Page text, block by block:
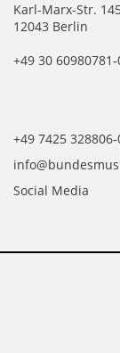
Karl-Marx-Str.
12043 Berlin
+49 30
+49 7425
Social Media